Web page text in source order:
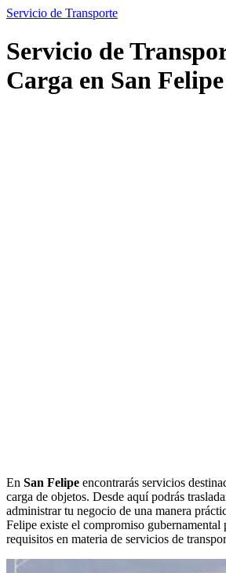
Servicio de Transporte
Servicio de
Carga en San Felipe
En San Felipe encontrarás servicios
carga de objetos. Desde aquí podrás
administrar tu negocio de una manera
Felipe existe el compromiso gubernamental
requisitos en materia de servicios de